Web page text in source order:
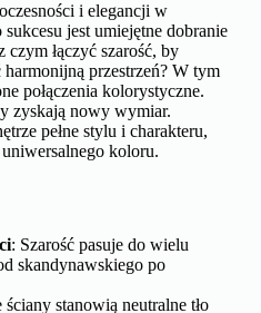
i elegancji w
jest umiejętne dobranie
czym łączyć szarość, by
przestrzeń? W tym
połączenia kolorystyczne.
zyskają nowy wymiar.
pełne stylu i charakteru,
koloru.
: Szarość pasuje do wielu
skandynawskiego po
ściany stanowią neutralne tło